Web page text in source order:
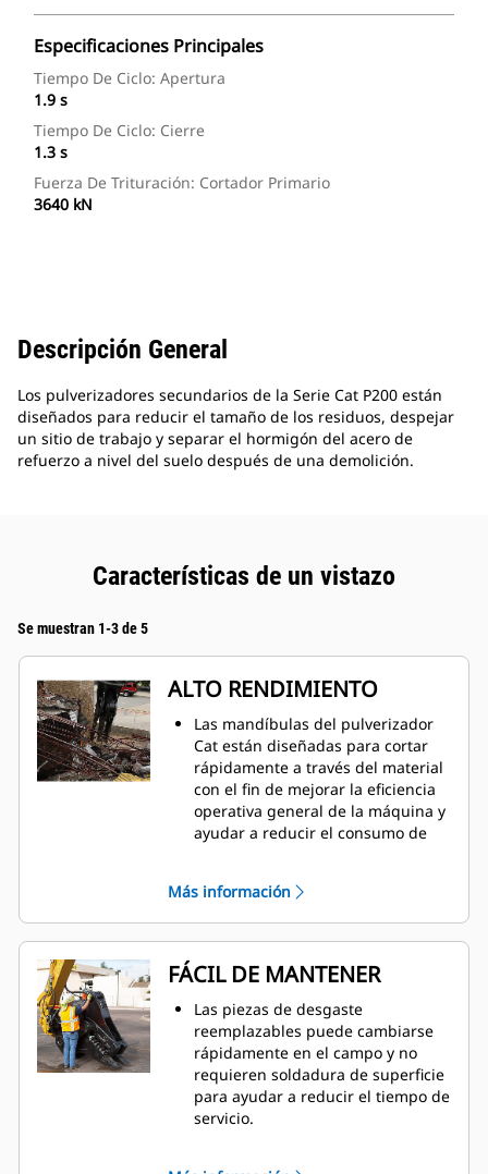
Especificaciones Principales
Tiempo De Ciclo: Apertura
1.9 s
Tiempo De Ciclo: Cierre
1.3 s
Fuerza De Trituración: Cortador Primario
3640 kN
Descripción General
Los pulverizadores secundarios de la Serie Cat P200 están
diseñados para reducir el tamaño de los residuos, despejar
un sitio de trabajo y separar el hormigón del acero de
refuerzo a nivel del suelo después de una demolición.
Características de un vistazo
Se muestran 1-3 de 5
ALTO RENDIMIENTO
Las mandíbulas del pulverizador
Cat están diseñadas para cortar
rápidamente a través del material
con el fin de mejorar la eficiencia
operativa general de la máquina y
ayudar a reducir el consumo de
el pulverizador secundario no
giratorio ofrece una poderosa
fuerza de trituración para reducir
el hormigón y separar el acero de
refuerzo.
La válvula del optimizador de
velocidad equilibra de manera
activa la velocidad y la potencia
para ofrecer tiempos de ciclo
rápidos y una poderosa fuerza de
cierre que ayudan a aumentar la
Más información
FÁCIL DE MANTENER
Las piezas de desgaste
reemplazables puede cambiarse
rápidamente en el campo y no
requieren soldadura de superficie
para ayudar a reducir el tiempo de
servicio.